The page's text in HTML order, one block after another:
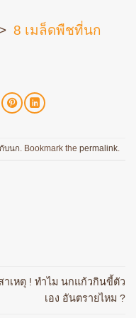
8 เมล็ดพืชที่นก
บนก. Bookmark the permalink.
าเหตุ ! ทำไม นกแก้วกินขี้ตัว
เอง อันตรายไหม ?